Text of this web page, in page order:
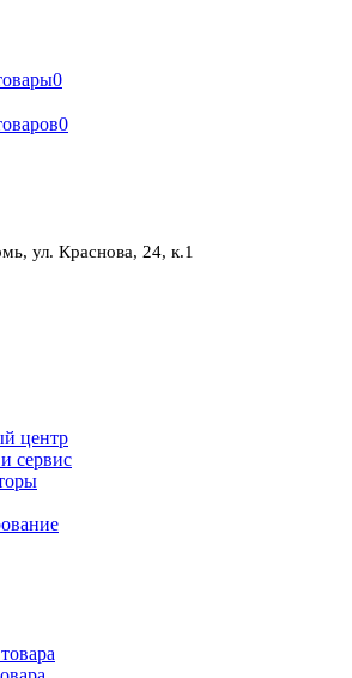
0
0
ул. Краснова, 24, к.1
центр
сервис